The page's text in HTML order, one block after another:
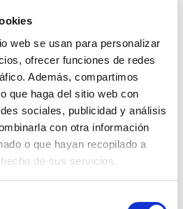
web se usan para personalizar
ofrecer funciones de redes
Además, compartimos
que haga del sitio web con
sociales, publicidad y análisis
con otra información
o que hayan recopilado a
de sus servicios.
de los síntomas y causas de
a nuestra Newsletter,
en tu correo
noticias, sorteos e información
no profesionales.
Accede a
del Cuidador.
eres un usuario registrado
web para poder
publicaciones que puedan